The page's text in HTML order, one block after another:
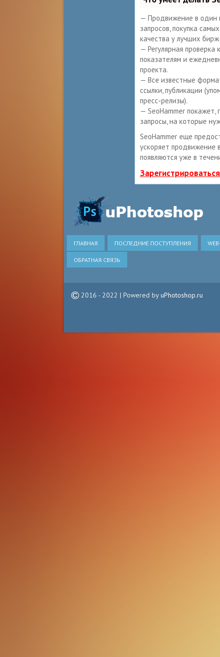
— Продвижение в один
запросов, покупка
качества у лучших бирж
— Регулярная проверка
показателям и
проекта.
— Все известные
ссылки, публикации
пресс-релизы).
— SeoHammer покажет,
запросы, на которые
SeoHammer еще
ускоряет продвижение
появляются уже в
ГЛАВНАЯ ПОСЛЕДНИЕ ПОСТУПЛЕНИЯ
ОБРАТНАЯ СВЯЗЬ
2016 - 2022 | Powered byuPhotoshop.ru